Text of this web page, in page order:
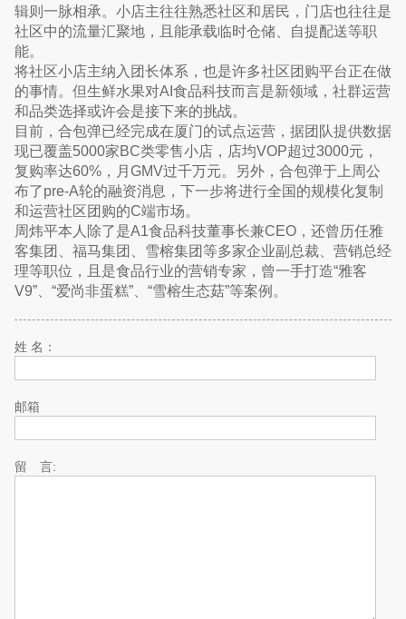
辑则一脉相承。小店主往往熟悉社区和居民，门店也往往是
社区中的流量汇聚地，且能承载临时仓储、自提配送等职
能。
将社区小店主纳入团长体系，也是许多社区团购平台正在做
的事情。但生鲜水果对AI食品科技而言是新领域，社群运营
和品类选择或许会是接下来的挑战。
目前，合包弹已经完成在厦门的试点运营，据团队提供数据
现已覆盖5000家BC类零售小店，店均VOP超过3000元，
复购率达60%，月GMV过千万元。另外，合包弹于上周公
布了pre-A轮的融资消息，下一步将进行全国的规模化复制
和运营社区团购的C端市场。
周炜平本人除了是A1食品科技董事长兼CEO，还曾历任雅
客集团、福马集团、雪榕集团等多家企业副总裁、营销总经
理等职位，且是食品行业的营销专家，曾一手打造“雅客
V9”、“爱尚非蛋糕”、“雪榕生态菇”等案例。
姓 名：
邮箱
留 言: